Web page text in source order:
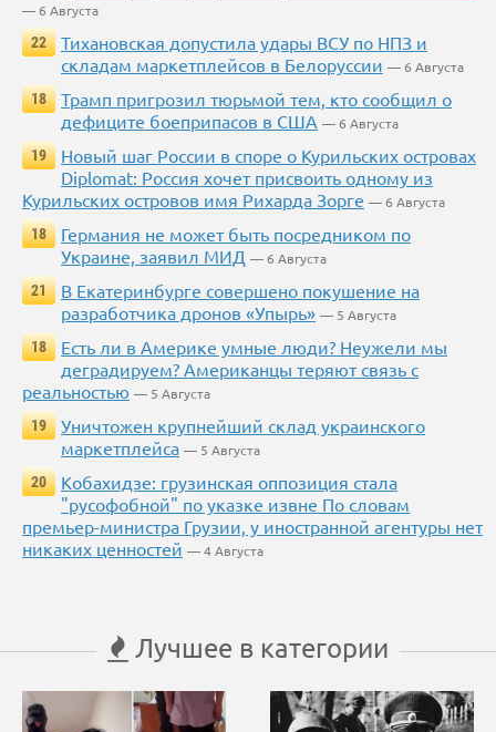
— 6 Августа
22
Тихановская допустила удары ВСУ по НПЗ и
складам маркетплейсов в Белоруссии — 6 Августа
18
Трамп пригрозил тюрьмой тем, кто сообщил о
дефиците боеприпасов в США — 6 Августа
19
Новый шаг России в споре о Курильских островах
Diplomat: Россия хочет присвоить одному из
Курильских островов имя Рихарда Зорге — 6 Августа
18
Германия не может быть посредником по
Украине, заявил МИД — 6 Августа
21
В Екатеринбурге совершено покушение на
разработчика дронов «Упырь» — 5 Августа
18
Есть ли в Америке умные люди? Неужели мы
деградируем? Американцы теряют связь с
реальностью — 5 Августа
19
Уничтожен крупнейший склад украинского
маркетплейса — 5 Августа
20
Кобахидзе: грузинская оппозиция стала
"русофобной" по указке извне По словам
премьер-министра Грузии, у иностранной агентуры нет
никаких ценностей — 4 Августа
Лучшее в категории